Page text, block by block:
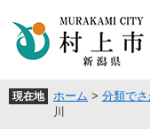
頭
飛現在地 ホーム > 分類でさ
川